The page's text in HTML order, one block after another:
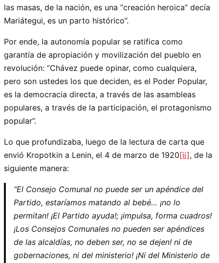
las masas, de la nación, es una “creación heroica” decía
Mariátegui, es un parto histórico”.
Por ende, la autonomía popular se ratifica como
garantía de apropiación y movilización del pueblo en
revolución: “Chávez puede opinar, como cualquiera,
pero son ustedes los que deciden, es el Poder Popular,
es la democracia directa, a través de las asambleas
populares, a través de la participación, el protagonismo
popular”.
Lo que profundizaba, luego de la lectura de carta que
envió Kropotkin a Lenin, el 4 de marzo de 1920[ii], de la
siguiente manera:
“El Consejo Comunal no puede ser un apéndice del
Partido, estaríamos matando al bebé… ¡no lo
permitan! ¡El Partido ayuda!; ¡impulsa, forma cuadros!
¡Los Consejos Comunales no pueden ser apéndices
de las alcaldías, no deben ser, no se dejen! ni de
gobernaciones, ni del ministerio! ¡Ni del Ministerio de